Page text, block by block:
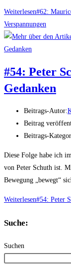
Weiterlesen#62:
Verspannungen
#54: Peter
Gedanken
Beitrags-Autor:
Beitrag
Beitrags-
Diese Folge habe ich
von Peter Schuth ist.
Bewegung „bewegt“
Weiterlesen#54: Peter
Suche:
Suchen